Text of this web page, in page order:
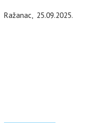
Ražanac, 25.09.2025.